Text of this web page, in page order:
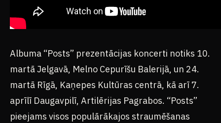
Albuma “Posts” prezentācijas koncerti notiks 10.
martā Jelgavā, Melno Cepurīšu Balerijā, un 24.
martā Rīgā, Kaņepes Kultūras centrā, kā arī 7.
aprīlī Daugavpilī, Artilērijas Pagrabos. “Posts”
pieejams visos populārākajos straumēšanas